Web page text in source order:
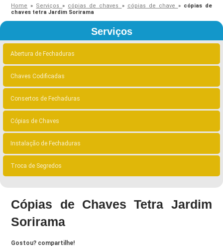
Home » Serviços» cópias de chaves » cópias de chave » cópias de
chaves tetra Jardim Sorirama
Serviços
Abertura de Fechaduras
Chaves Codificadas
Consertos de Fechaduras
Cópias de Chaves
Instalação de Fechaduras
Troca de Segredos
Cópias de Chaves Tetra Jardim
Sorirama
Gostou? compartilhe!